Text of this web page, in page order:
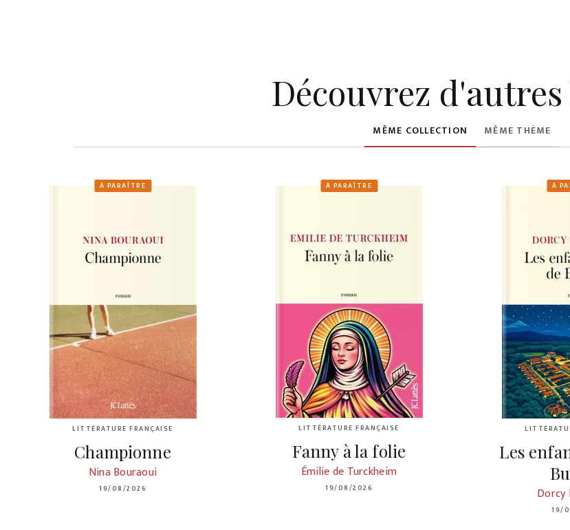
Découvrez
MÊME COLLECTION MÊME THÈME
À PARAÎTRE
LITTÉRATURE FRANÇAISE
Championne
Nina Bouraoui
19/08/2026
À PARAÎTRE
LITTÉRATURE FRANÇAISE
Fanny à la folie
Émilie de Turckheim
19/08/2026
À
Les
Dorcy
19/